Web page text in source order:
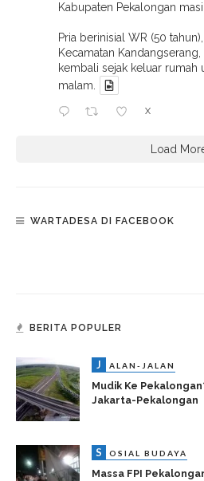
Kabupaten Pekalongan
Pria berinisial WR (50
Kecamatan
kembali sejak keluar rumah
malam.
X
Load
WARTADESA DI FACEBOOK
BERITA POPULER
J ALAN-JALAN
Mudik Ke
Jakarta-Pekalongan
S OSIAL BUDAYA
Massa FPI